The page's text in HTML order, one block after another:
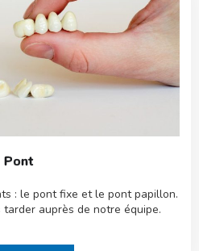
Pont
: le pont fixe et le pont papillon.
auprès de notre équipe.